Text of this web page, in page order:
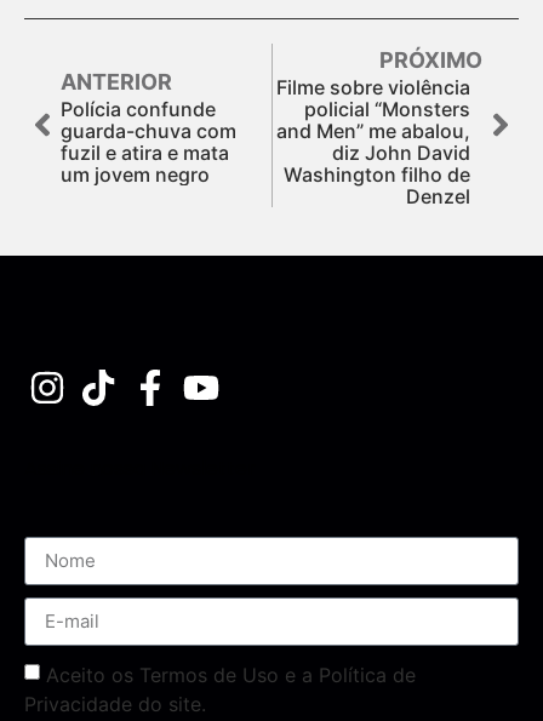
ANTERIOR
Polícia confunde
guarda-chuva com
fuzil e atira e mata
um jovem negro
PRÓXIMO
Filme sobre violência
policial “Monsters
and Men” me abalou,
diz John David
Washington filho de
Denzel
Aceito os Termos de Uso e a Política de
Privacidade do site.